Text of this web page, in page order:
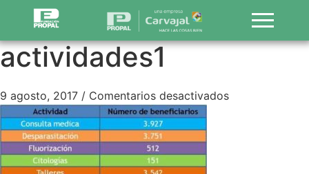
actividades1
9 agosto, 2017 / Comentarios desactivados